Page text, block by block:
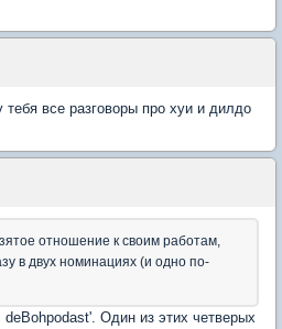
тебя все разговоры про хуи и дилдо
отношение к своим работам,
в двух номинациях (и одно по-
Один из этих четверых